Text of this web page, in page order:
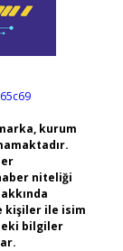
kurum
niteliği
kişiler ile isim
bilgiler